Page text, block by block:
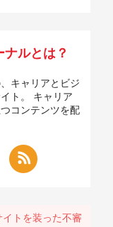
ナルとは？
キャリアとビジ
ト。 キャリア
コンテンツを配
トを装った不審